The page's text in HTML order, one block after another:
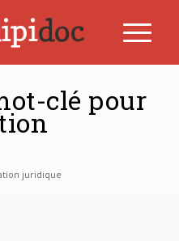
clé pour
juridique